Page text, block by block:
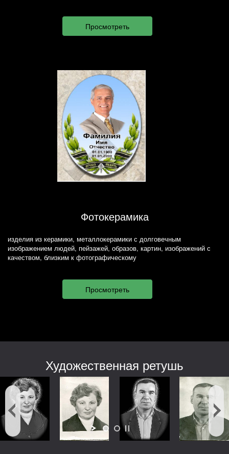
Фотокерамика
изделия из керамики, металлокерамики с долговечным
изображением людей, пейзажей, образов, картин, изображений с
качеством, близким к фотографическому
Художественная ретушь